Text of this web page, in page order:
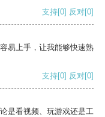
支持[0] 反对[0]
易上手，让我能够快速熟
支持[0] 反对[0]
是看视频、玩游戏还是工